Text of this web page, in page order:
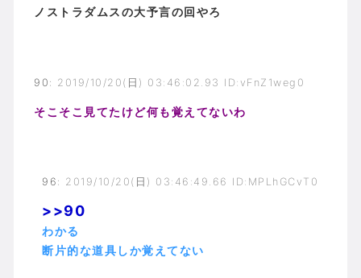
ノストラダムスの大予言の回やろ
90 : 2019/10/20(日) 03:46:02.93 ID:vFnZ1weg0
そこそこ見てたけど何も覚えてないわ
96 : 2019/10/20(日) 03:46:49.66 ID:MPLhGCvT0
>>90
わかる
断片的な道具しか覚えてない